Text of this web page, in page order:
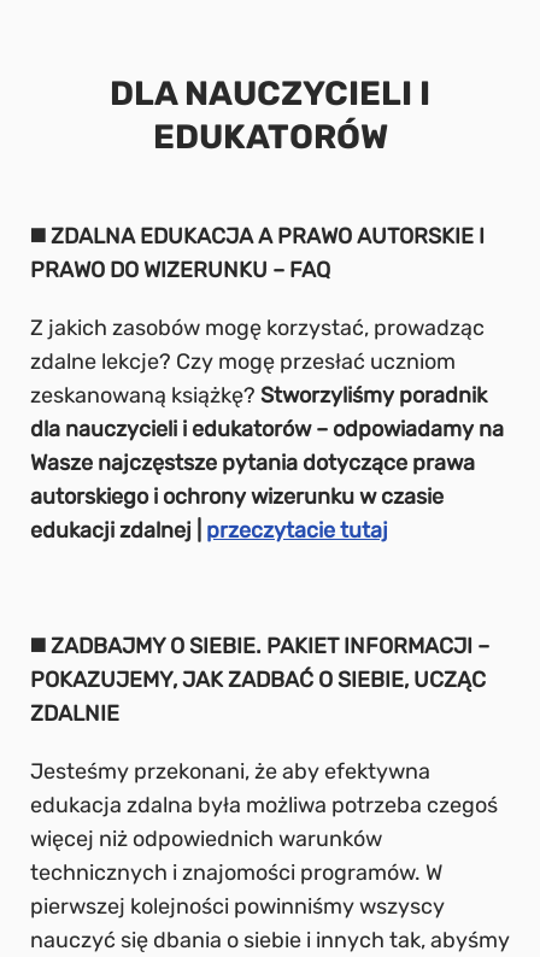
DLA NAUCZYCIELI I
EDUKATORÓW
◼️ ZDALNA EDUKACJA A PRAWO AUTORSKIE I
PRAWO DO WIZERUNKU – FAQ
Z jakich zasobów mogę korzystać, prowadząc
zdalne lekcje? Czy mogę przesłać uczniom
zeskanowaną książkę? Stworzyliśmy poradnik
dla nauczycieli i edukatorów – odpowiadamy na
Wasze najczęstsze pytania dotyczące prawa
autorskiego i ochrony wizerunku w czasie
edukacji zdalnej | przeczytacie tutaj
◼️ ZADBAJMY O SIEBIE. PAKIET INFORMACJI –
POKAZUJEMY, JAK ZADBAĆ O SIEBIE, UCZĄC
ZDALNIE
Jesteśmy przekonani, że aby efektywna
edukacja zdalna była możliwa potrzeba czegoś
więcej niż odpowiednich warunków
technicznych i znajomości programów. W
pierwszej kolejności powinniśmy wszyscy
nauczyć się dbania o siebie i innych tak, abyśmy